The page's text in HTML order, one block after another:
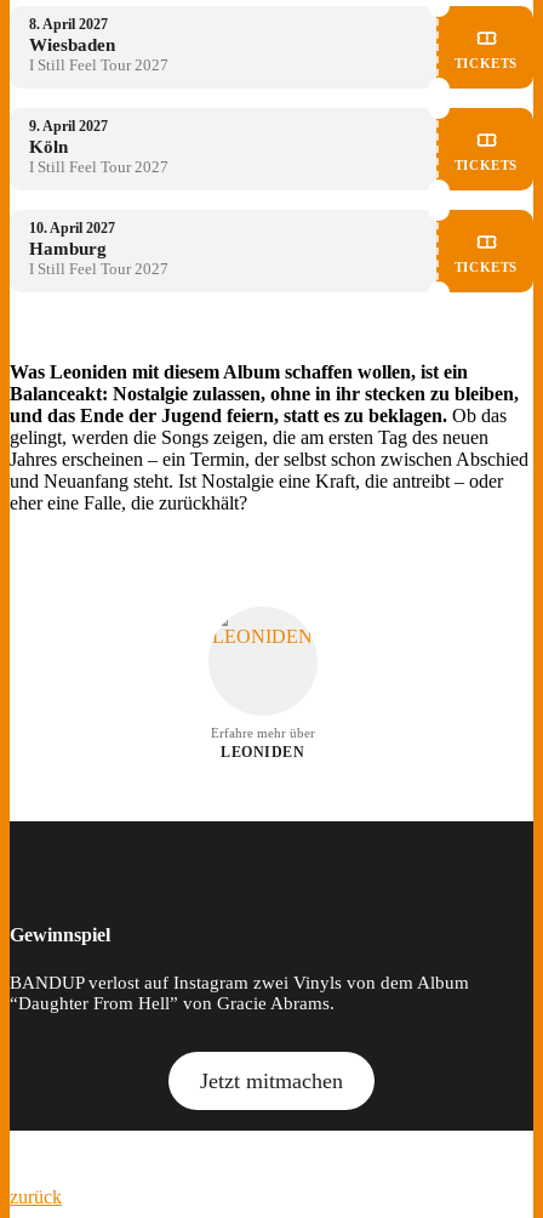
8. April 2027
Wiesbaden
I Still Feel Tour 2027 TICKETS
9. April 2027
Köln
I Still Feel Tour 2027 TICKETS
10. April 2027
Hamburg
I Still Feel Tour 2027 TICKETS
Was Leoniden mit diesem Album schaffen wollen, ist ein
Balanceakt: Nostalgie zulassen, ohne in ihr stecken zu bleiben,
und das Ende der Jugend feiern, statt es zu beklagen. Ob das
gelingt, werden die Songs zeigen, die am ersten Tag des neuen
Jahres erscheinen – ein Termin, der selbst schon zwischen Abschied
und Neuanfang steht. Ist Nostalgie eine Kraft, die antreibt – oder
eher eine Falle, die zurückhält?
Erfahre mehr über
LEONIDEN
Gewinnspiel
BANDUP verlost auf Instagram zwei Vinyls von dem Album
“Daughter From Hell” von Gracie Abrams.
Jetzt mitmachen
zurück